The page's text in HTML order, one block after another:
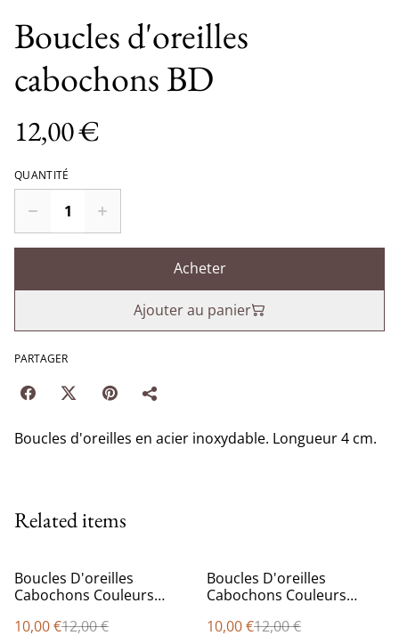
Boucles d'oreilles
cabochons BD
12,00 €
QUANTITÉ
Acheter
Ajouter au panier
PARTAGER
Boucles d'oreilles en acier inoxydable. Longueur 4 cm.
Related items
%
Boucles D'oreilles
Cabochons Couleurs
10,00 €12,00 €
%
Boucles D'oreilles
Cabochons Couleurs
10,00 €12,00 €